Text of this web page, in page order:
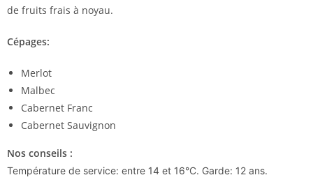
de fruits frais à noyau.
Cépages:
Merlot
Malbec
Cabernet Franc
Cabernet Sauvignon
Nos conseils :
Température de service: entre 14 et 16°C. Garde: 12 ans.